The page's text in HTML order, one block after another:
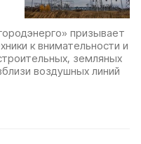
призывает
к внимательности и
земляных
воздушных линий